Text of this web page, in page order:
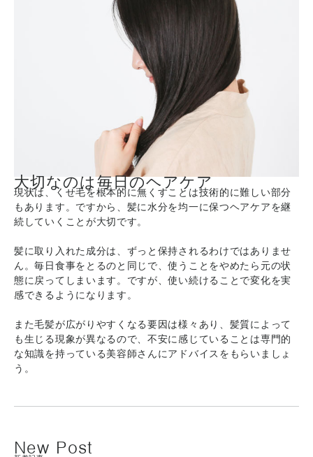
大切なのは毎日のヘアケア
現状は、くせ毛を根本的に無くすことは技術的に難しい部分
もあります。ですから、髪に水分を均一に保つヘアケアを継
続していくことが大切です。
髪に取り入れた成分は、ずっと保持されるわけではありませ
ん。毎日食事をとるのと同じで、使うことをやめたら元の状
態に戻ってしまいます。ですが、使い続けることで変化を実
感できるようになります。
また毛髪が広がりやすくなる要因は様々あり、髪質によって
も生じる現象が異なるので、不安に感じていることは専門的
な知識を持っている美容師さんにアドバイスをもらいましょ
う。
New Post